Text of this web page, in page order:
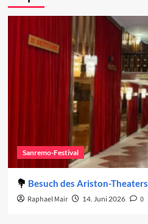
Sanremo-Festival
Besuch des Ariston-Theaters
Raphael Mair 14. Juni 2026 0